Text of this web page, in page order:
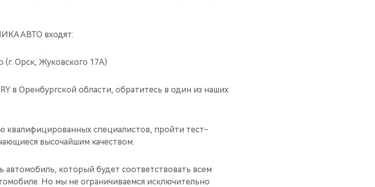
АВТО входят:
Орск, Жуковского 17А)
в Оренбургской области, обратитесь в один из наших
квалифицированных специалистов, пройти тест-
высочайшим качеством.
который будет соответствовать всем
Но мы не ограничиваемся исключительно